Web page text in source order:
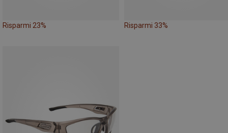
Risparmi 23% Risparmi 33%